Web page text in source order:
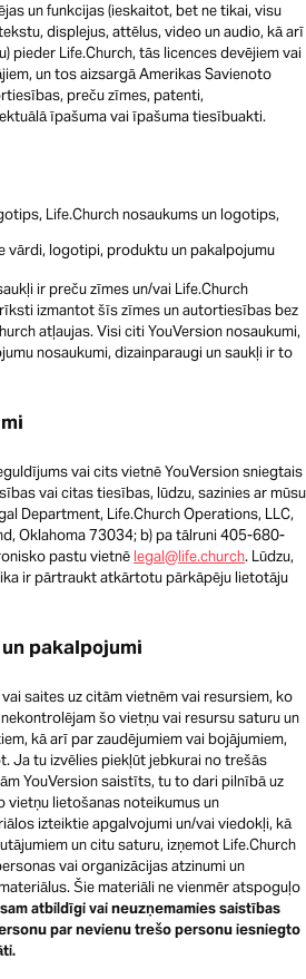
un funkcijas (ieskaitot, bet ne tikai, visu
displejus, attēlus, video un audio, kā arī
pieder Life.Church, tās licences devējiem vai
un tos aizsargā Amerikas Savienoto
preču zīmes, patenti,
īpašuma vai īpašuma tiesībuakti.
Life.Church nosaukums un logotips,
vārdi, logotipi, produktu un pakalpojumu
ir preču zīmes un/vai Life.Church
izmantot šīs zīmes un autortiesības bez
atļaujas. Visi citi YouVersion nosaukumi,
nosaukumi, dizainparaugi un saukļi ir to
vai cits vietnē YouVersion sniegtais
vai citas tiesības, lūdzu, sazinies ar mūsu
Department, Life.Church Operations, LLC,
Oklahoma 73034; b) pa tālruni 405-680-
pastu vietnē legal@life.church. Lūdzu,
ir pārtraukt atkārtotu pārkāpēju lietotāju
pakalpojumi
saites uz citām vietnēm vai resursiem, ko
šo vietņu vai resursu saturu un
kā arī par zaudējumiem vai bojājumiem,
Ja tu izvēlies piekļūt jebkurai no trešās
YouVersion saistīts, tu to dari pilnībā uz
lietošanas noteikumus un
izteiktie apgalvojumi un/vai viedokļi, kā
un citu saturu, izņemot Life.Church
vai organizācijas atzinumi un
Šie materiāli ne vienmēr atspoguļo
atbildīgi vai neuzņemamies saistības
par nevienu trešo personu iesniegto